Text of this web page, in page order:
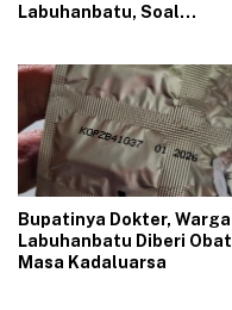
Labuhanbatu, Soal
Bupatinya Dokter, Warga
Labuhanbatu Diberi Obat
Masa Kadaluarsa